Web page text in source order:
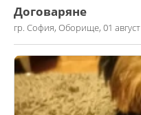
Договаряне
гр. София, Оборище, 01 август